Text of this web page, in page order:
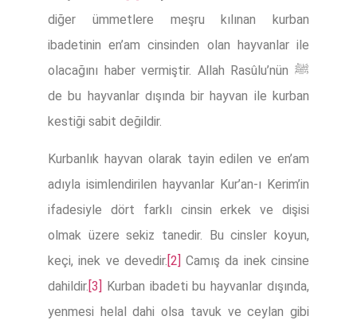
diğer ümmetlere meşru kılınan kurban
ibadetinin en’am cinsinden olan hayvanlar ile
olacağını haber vermiştir. Allah Rasûlu’nün ﷺ
de bu hayvanlar dışında bir hayvan ile kurban
kestiği sabit değildir.
Kurbanlık hayvan olarak tayin edilen ve en’am
adıyla isimlendirilen hayvanlar Kur’an-ı Kerim’in
ifadesiyle dört farklı cinsin erkek ve dişisi
olmak üzere sekiz tanedir. Bu cinsler koyun,
keçi, inek ve devedir. [2] Camış da inek cinsine
dahildir. [3] Kurban ibadeti bu hayvanlar dışında,
yenmesi helal dahi olsa tavuk ve ceylan gibi